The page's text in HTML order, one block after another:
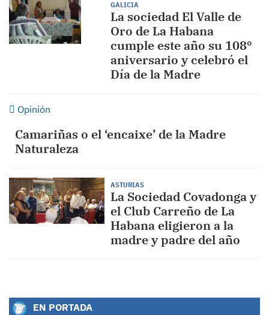
GALICIA
La sociedad El Valle de
Oro de La Habana
cumple este año su 108º
aniversario y celebró el
Día de la Madre
Opinión
Camariñas o el ‘encaixe’ de la Madre
Naturaleza
ASTURIAS
La Sociedad Covadonga y
el Club Carreño de La
Habana eligieron a la
madre y padre del año
EN PORTADA